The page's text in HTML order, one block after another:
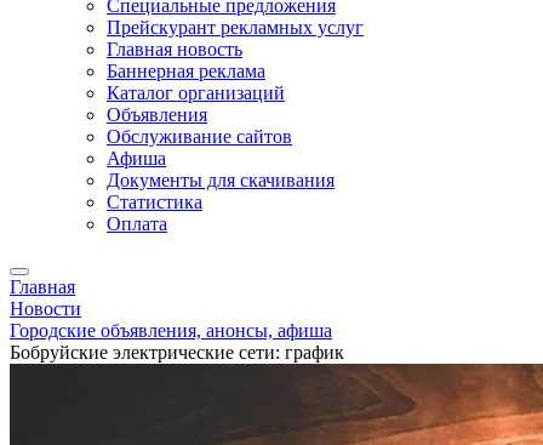
Специальные предложения
Прейскурант рекламных услуг
Главная новость
Баннерная реклама
Каталог организаций
Объявления
Обслуживание сайтов
Афиша
Документы для скачивания
Статистика
Оплата
Главная
Новости
Городские объявления, анонсы, афиша
Бобруйские электрические сети: график